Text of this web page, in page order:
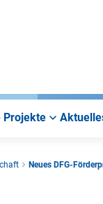
Projekte
Neues DFG-